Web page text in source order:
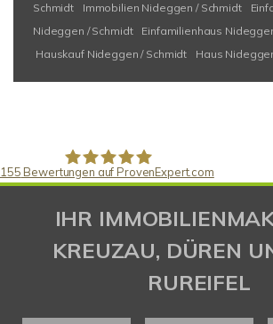
Schmidt
Immobilien Nideggen / Schmidt
Nideggen / Schmidt
Einfamilienhaus
Hauskauf Nideggen / Schmidt
Haus
Gaspar Immobilienberatung
155 Bewertungen auf ProvenExpert.com
IHR
KREUZAU, DÜREN
RUREIFEL